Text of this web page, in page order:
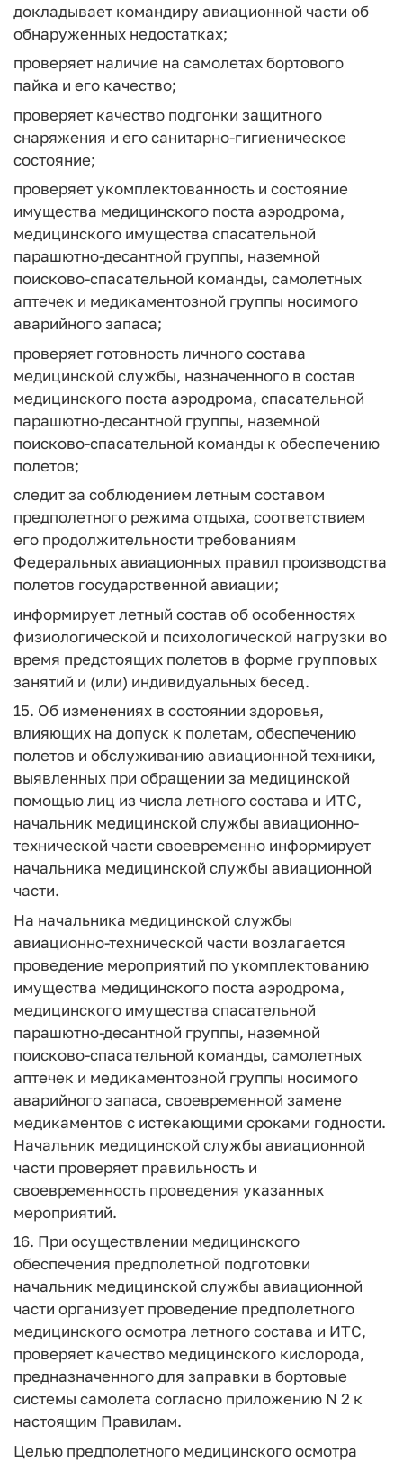
докладывает командиру авиационной части об
обнаруженных недостатках;
проверяет наличие на самолетах бортового
пайка и его качество;
проверяет качество подгонки защитного
снаряжения и его санитарно-гигиеническое
состояние;
проверяет укомплектованность и состояние
имущества медицинского поста аэродрома,
медицинского имущества спасательной
парашютно-десантной группы, наземной
поисково-спасательной команды, самолетных
аптечек и медикаментозной группы носимого
аварийного запаса;
проверяет готовность личного состава
медицинской службы, назначенного в состав
медицинского поста аэродрома, спасательной
парашютно-десантной группы, наземной
поисково-спасательной команды к обеспечению
полетов;
следит за соблюдением летным составом
предполетного режима отдыха, соответствием
его продолжительности требованиям
Федеральных авиационных правил производства
полетов государственной авиации;
информирует летный состав об особенностях
физиологической и психологической нагрузки во
время предстоящих полетов в форме групповых
занятий и (или) индивидуальных бесед.
15. Об изменениях в состоянии здоровья,
влияющих на допуск к полетам, обеспечению
полетов и обслуживанию авиационной техники,
выявленных при обращении за медицинской
помощью лиц из числа летного состава и ИТС,
начальник медицинской службы авиационно-
технической части своевременно информирует
начальника медицинской службы авиационной
части.
На начальника медицинской службы
авиационно-технической части возлагается
проведение мероприятий по укомплектованию
имущества медицинского поста аэродрома,
медицинского имущества спасательной
парашютно-десантной группы, наземной
поисково-спасательной команды, самолетных
аптечек и медикаментозной группы носимого
аварийного запаса, своевременной замене
медикаментов с истекающими сроками годности.
Начальник медицинской службы авиационной
части проверяет правильность и
своевременность проведения указанных
мероприятий.
16. При осуществлении медицинского
обеспечения предполетной подготовки
начальник медицинской службы авиационной
части организует проведение предполетного
медицинского осмотра летного состава и ИТС,
проверяет качество медицинского кислорода,
предназначенного для заправки в бортовые
системы самолета согласно приложению N 2 к
настоящим Правилам.
Целью предполетного медицинского осмотра